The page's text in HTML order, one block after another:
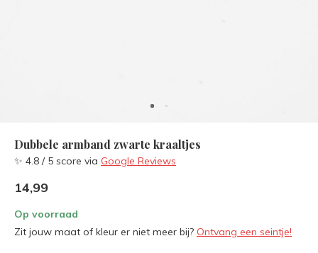
Dubbele armband zwarte kraaltjes
✨ 4.8 / 5 score via Google Reviews
14,99
Op voorraad
Zit jouw maat of kleur er niet meer bij? Ontvang een seintje!